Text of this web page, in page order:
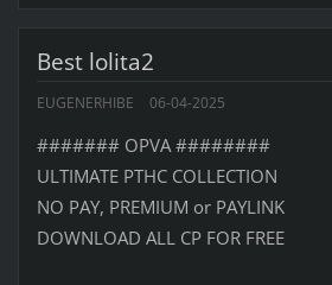
Best lolita2
EUGENERHIBE 06-04-2025
####### OPVA ########
ULTIMATE РТНС COLLECTION
NO PAY, PREMIUM or PAYLINK
DOWNLOAD ALL СР FOR FREE